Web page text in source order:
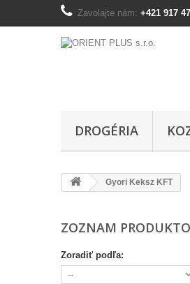
Zavolajte nám: +421 917
DROGÉRIA
Gyori Keksz KFT
ZOZNAM
Zoradiť podľa: